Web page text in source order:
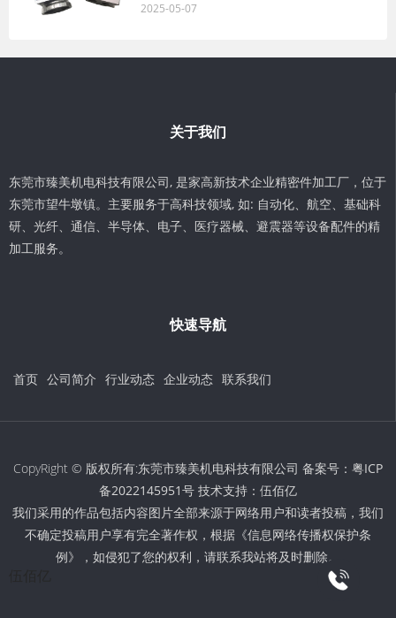
2025-05-07
关于我们
东莞市臻美机电科技有限公司, 是家高新技术企业精密件加工厂，位于
东莞市望牛墩镇。主要服务于高科技领域, 如: 自动化、航空、基础科
研、光纤、通信、半导体、电子、医疗器械、避震器等设备配件的精
加工服务。
快速导航
首页 公司简介 行业动态 企业动态 联系我们
CopyRight © 版权所有:东莞市臻美机电科技有限公司 备案号： 粤ICP
备2022145951号 技术支持： 伍佰亿
我们采用的作品包括内容图片全部来源于网络用户和读者投稿，我们
不确定投稿用户享有完全著作权，根据《信息网络传播权保护条
例》，如侵犯了您的权利，请联系我站将及时删除。